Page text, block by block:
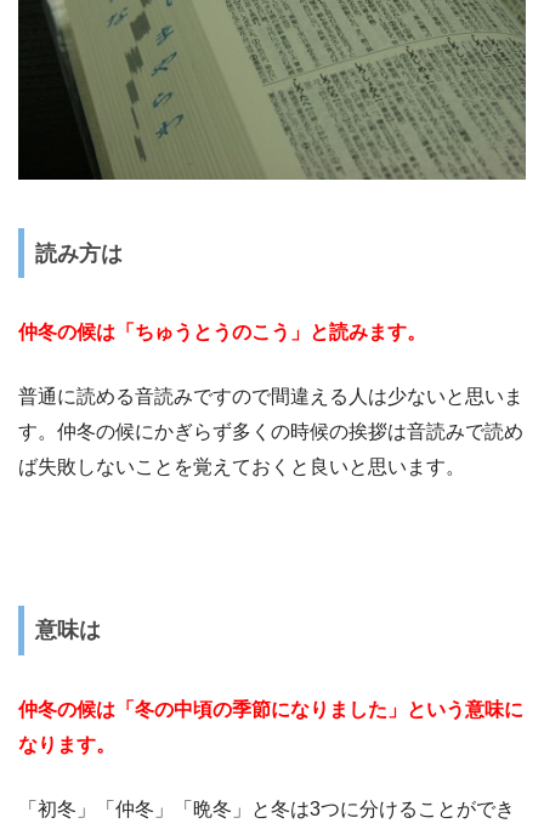
読み方は
仲冬の候は「ちゅうとうのこう」と読みます。
普通に読める音読みですので間違える人は少ないと思いま
す。仲冬の候にかぎらず多くの時候の挨拶は音読みで読め
ば失敗しないことを覚えておくと良いと思います。
意味は
仲冬の候は「冬の中頃の季節になりました」という意味に
なります。
「初冬」「仲冬」「晩冬」と冬は3つに分けることができ